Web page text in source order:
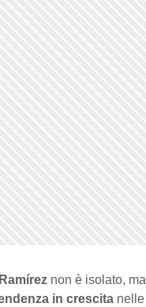
non è isolato, ma
in crescita nelle